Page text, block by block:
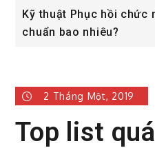
chức năng thi khối gì,
2 Tháng Một, 2019
Top list